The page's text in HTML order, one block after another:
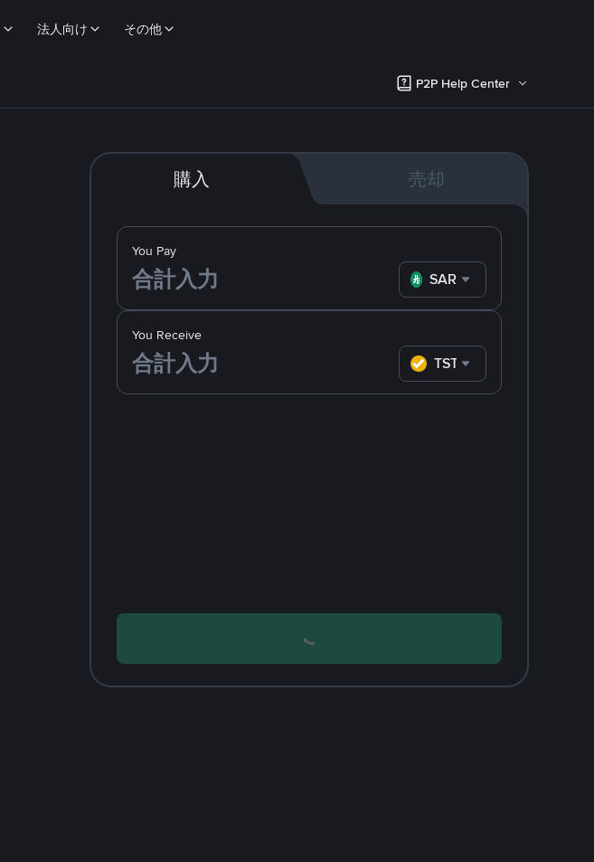
法人向け その他
P2P Help Center
購入 売却
You Pay
SAR
You Receive
TST